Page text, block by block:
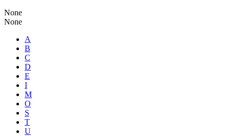
None
None
A
B
C
D
E
I
M
O
S
T
U